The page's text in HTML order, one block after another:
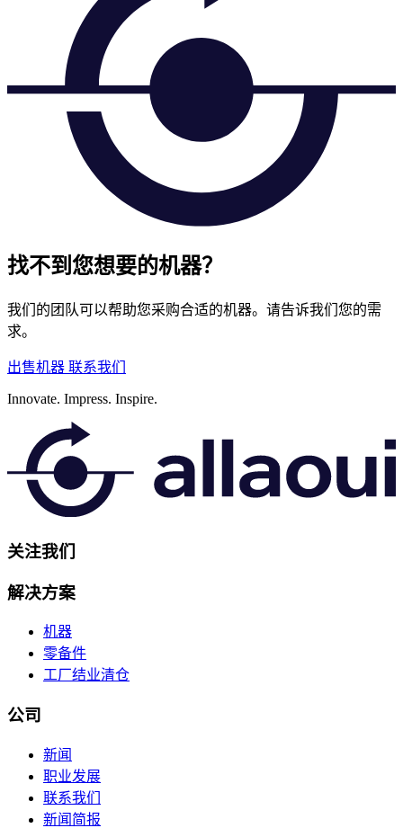
找不到您想要的机器？
我们的团队可以帮助您采购合适的机器。请告诉我们您的需
求。
出售机器 联系我们
Innovate. Impress. Inspire.
关注我们
解决方案
机器
零备件
工厂结业清仓
公司
新闻
职业发展
联系我们
新闻简报